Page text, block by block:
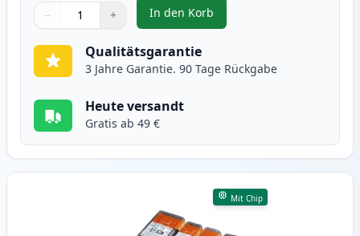
Verwenden Sie die Tasten, um anzupassen
− +
1
In den Korb
, 10 stück Canon PGI-520 &
Qualitätsgarantie
3 Jahre Garantie. 90 Tage Rückgabe
Heute versandt
Gratis ab 49 €
Mit Chip